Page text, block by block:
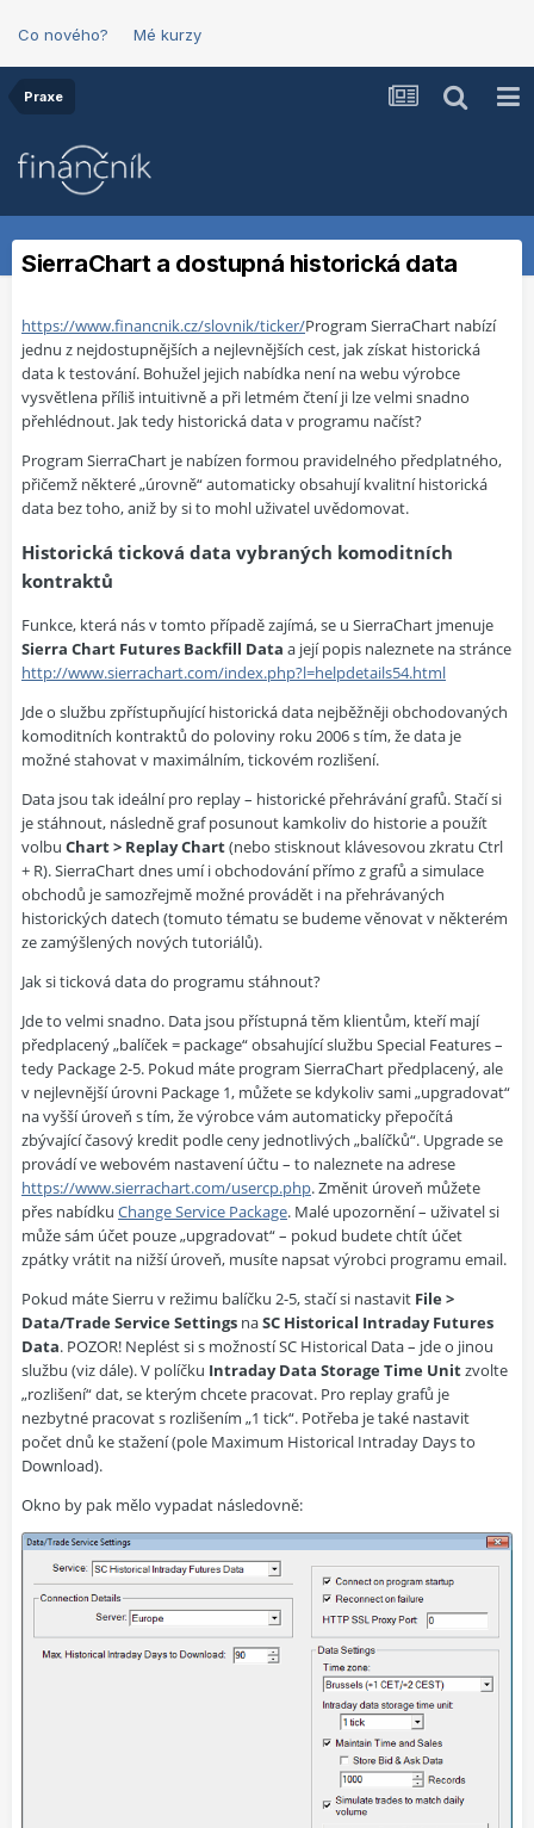
Co nového? Mé kurzy
Praxe
SierraChart a dostupná historická data
https://www.financnik.cz/slovnik/ticker/Program SierraChart nabízí
jednu z nejdostupnějších a nejlevnějších cest, jak získat historická
data k testování. Bohužel jejich nabídka není na webu výrobce
vysvětlena příliš intuitivně a při letmém čtení ji lze velmi snadno
přehlédnout. Jak tedy historická data v programu načíst?
Program SierraChart je nabízen formou pravidelného předplatného,
přičemž některé „úrovně“ automaticky obsahují kvalitní historická
data bez toho, aniž by si to mohl uživatel uvědomovat.
Historická ticková data vybraných komoditních
kontraktů
Funkce, která nás v tomto případě zajímá, se u SierraChart jmenuje
Sierra Chart Futures Backfill Data a její popis naleznete na stránce
http://www.sierrachart.com/index.php?l=helpdetails54.html
Jde o službu zpřístupňující historická data nejběžněji obchodovaných
komoditních kontraktů do poloviny roku 2006 s tím, že data je
možné stahovat v maximálním, tickovém rozlišení.
Data jsou tak ideální pro replay – historické přehrávání grafů. Stačí si
je stáhnout, následně graf posunout kamkoliv do historie a použít
volbu Chart > Replay Chart(nebo stisknout klávesovou zkratu Ctrl
+ R). SierraChart dnes umí i obchodování přímo z grafů a simulace
obchodů je samozřejmě možné provádět i na přehrávaných
historických datech (tomuto tématu se budeme věnovat v některém
ze zamýšlených nových tutoriálů).
Jak si ticková data do programu stáhnout?
Jde to velmi snadno. Data jsou přístupná těm klientům, kteří mají
předplacený „balíček = package“ obsahující službu Special Features –
tedy Package 2-5. Pokud máte program SierraChart předplacený, ale
v nejlevnější úrovni Package 1, můžete se kdykoliv sami „upgradovat“
na vyšší úroveň s tím, že výrobce vám automaticky přepočítá
zbývající časový kredit podle ceny jednotlivých „balíčků“. Upgrade se
provádí ve webovém nastavení účtu – to naleznete na adrese
https://www.sierrachart.com/usercp.php. Změnit úroveň můžete
přes nabídku Change Service Package. Malé upozornění – uživatel si
může sám účet pouze „upgradovat“ – pokud budete chtít účet
zpátky vrátit na nižší úroveň, musíte napsat výrobci programu email.
Pokud máte Sierru v režimu balíčku 2-5, stačí si nastavit File >
Data/Trade Service Settings naSC Historical Intraday Futures
Data. POZOR! Neplést si s možností SC Historical Data – jde o jinou
službu (viz dále). V políčku Intraday Data Storage Time Unitzvolte
„rozlišení“ dat, se kterým chcete pracovat. Pro replay grafů je
nezbytné pracovat s rozlišením „1 tick“. Potřeba je také nastavit
počet dnů ke stažení (pole Maximum Historical Intraday Days to
Download).
Okno by pak mělo vypadat následovně: